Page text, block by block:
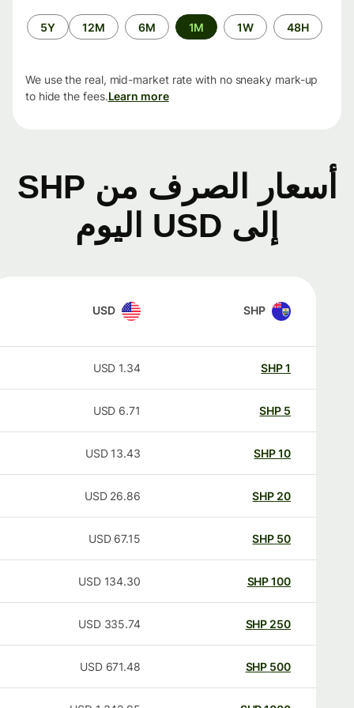
الفترة
الزمنية
48H
1W
1M
6M
12M
5Y
We use the real, mid-market rate with no sneaky mark-up
to hide the fees.Learn more
أسعار الصرف من SHP
إلى USD اليوم
SHP
USD
SHP
1.34
USD
SHP
6.71
USD
SHP
13.43
USD
20
SHP
26.86
USD
50
SHP
67.15
USD
100
SHP
134.30
USD
250
SHP
335.74
USD
500
SHP
671.48
USD